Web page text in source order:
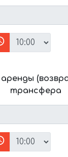
трансфера